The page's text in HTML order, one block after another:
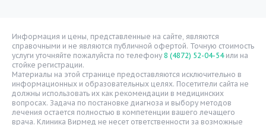
Расписание врачей
Надзорные органы
Статьи
Вопрос-ответ
Видео
Информация и цены, представленные на сайте, являются
справочными и не являются публичной офертой. Точную стоимость
услуги уточняйте пожалуйста по телефону 8 (4872) 52-04-54или на
стойке регистрации.
Материалы на этой странице предоставляются исключительно в
информационных и образовательных целях. Посетители сайта не
должны использовать их как рекомендации в медицинских
вопросах. Задача по постановке диагноза и выбору методов
лечения остается полностью в компетенции вашего лечащего
врача. Клиника Вирмед не несет ответственности за возможные